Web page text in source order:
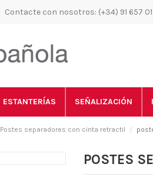
Contacte con nosotros: (+34) 91 657
ESTANTERÍAS SEÑALIZACIÓN
Postes separadores con cinta retractil
POSTES